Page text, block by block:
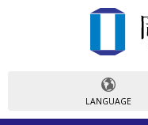
LANGUAGE